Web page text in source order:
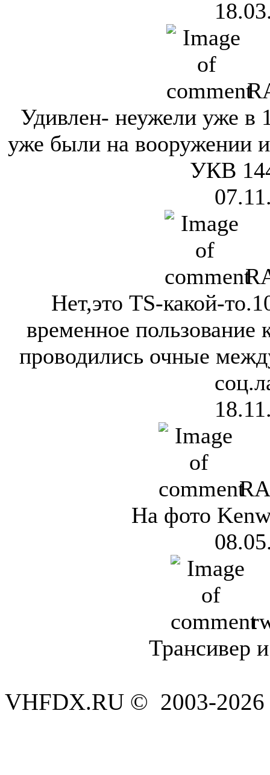
Удивлен- неужели уже в
уже были на вооружении
УКВ
Нет,это TS-какой-
временное
проводились очные
На фото
Трансивер
VHFDX.RU © 2003-2026